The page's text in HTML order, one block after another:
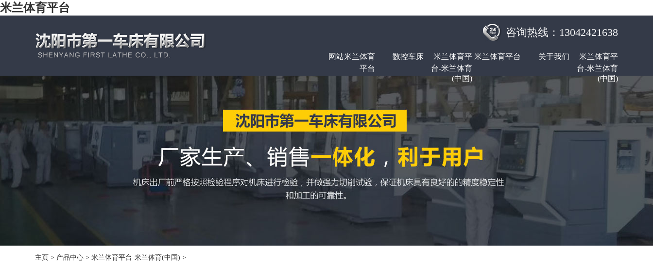
米兰体育平台
咨询热线：13042421638
网站米兰体育
平台
数控车床 米兰体育平
台-米兰体育
(中国)
米兰体育平台 关于我们 米兰体育平
台-米兰体育
(中国)
主页 > 产品中心 > 米兰体育平台-米兰体育(中国) >